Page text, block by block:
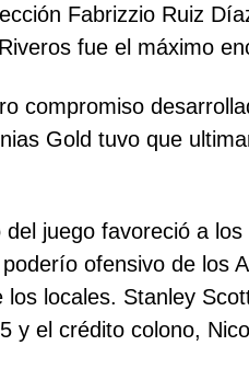
Fabrizzio Ruiz
fue el máximo
compromiso
Gold tuvo que
del juego favoreció a
ofensivo de los
los locales. Stanley
y el crédito colono,